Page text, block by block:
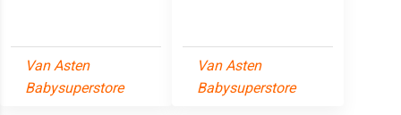
Van Asten
Babysuperstore
Van Asten
Babysuperstore